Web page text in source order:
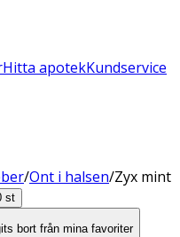
Hitta apotekKundservice
/Ont i halsen/Zyx mint
bort från mina favoriter